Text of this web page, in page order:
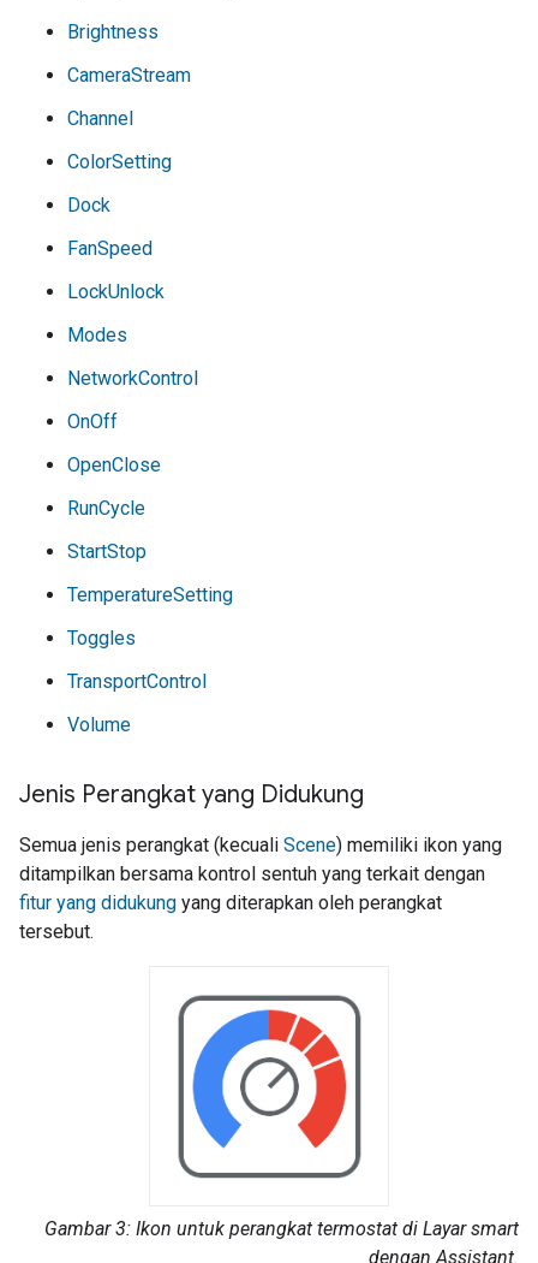
Brightness
CameraStream
Channel
ColorSetting
Dock
FanSpeed
LockUnlock
Modes
NetworkControl
OnOff
OpenClose
RunCycle
StartStop
TemperatureSetting
Toggles
TransportControl
Volume
Jenis Perangkat yang Didukung
Semua jenis perangkat (kecuali Scene) memiliki ikon yang
ditampilkan bersama kontrol sentuh yang terkait dengan
fitur yang didukung yang diterapkan oleh perangkat
tersebut.
Gambar 3: Ikon untuk perangkat termostat di Layar smart
dengan Assistant.